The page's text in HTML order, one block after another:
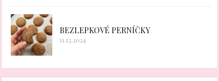
BEZLEPKOVÉ PERNÍČKY
11.12.2024